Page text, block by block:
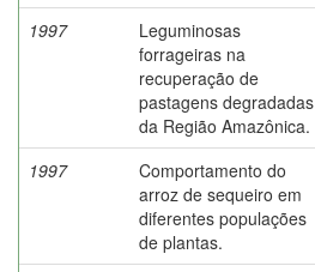
1997
Leguminosas
forrageiras na
recuperação de
pastagens degradadas
da Região Amazônica.
1997
Comportamento do
arroz de sequeiro em
diferentes populações
de plantas.